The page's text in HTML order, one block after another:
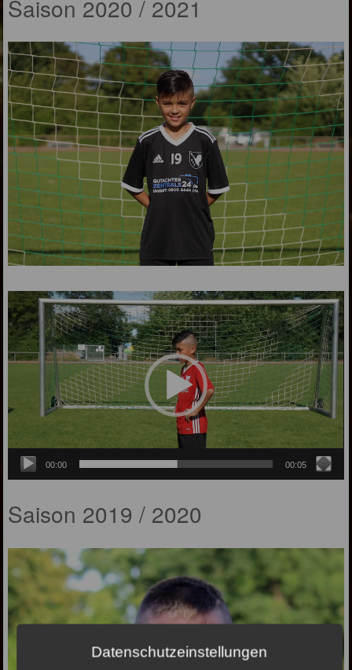
Saison 2020 / 2021
Video-
Player
00:00 00:05
Saison 2019 / 2020
Datenschutzeinstellungen